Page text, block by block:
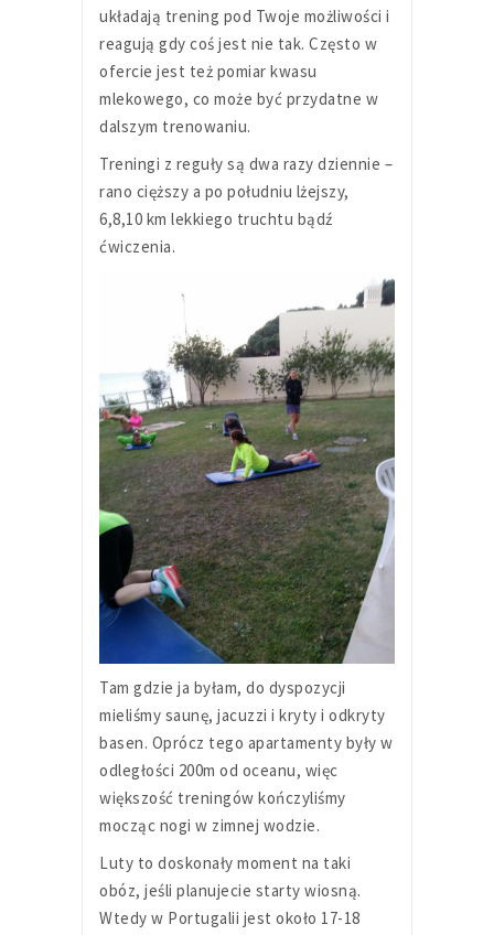
układają trening pod Twoje możliwości i
reagują gdy coś jest nie tak. Często w
ofercie jest też pomiar kwasu
mlekowego, co może być przydatne w
dalszym trenowaniu.
Treningi z reguły są dwa razy dziennie –
rano cięższy a po południu lżejszy,
6,8,10 km lekkiego truchtu bądź
ćwiczenia.
Tam gdzie ja byłam, do dyspozycji
mieliśmy saunę, jacuzzi i kryty i odkryty
basen. Oprócz tego apartamenty były w
odległości 200m od oceanu, więc
większość treningów kończyliśmy
mocząc nogi w zimnej wodzie.
Luty to doskonały moment na taki
obóz, jeśli planujecie starty wiosną.
Wtedy w Portugalii jest około 17-18